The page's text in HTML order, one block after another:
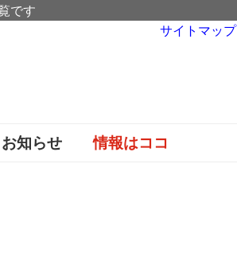
です
お知らせ 情報はココ
サイトマップ